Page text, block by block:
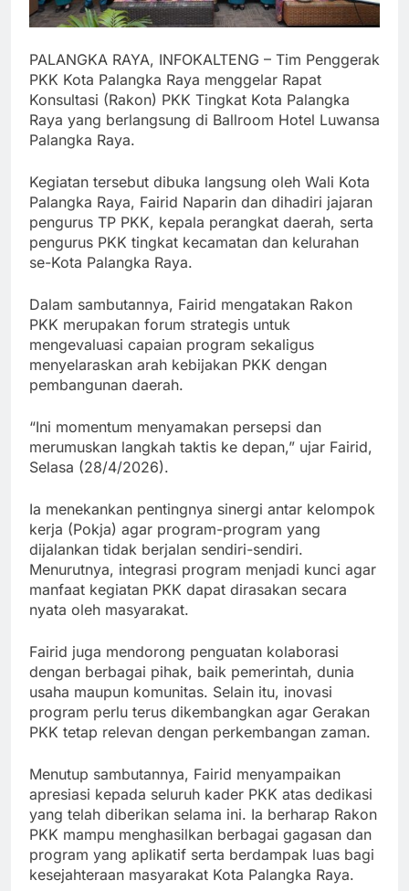
PALANGKA RAYA, INFOKALTENG – Tim Penggerak
PKK Kota Palangka Raya menggelar Rapat
Konsultasi (Rakon) PKK Tingkat Kota Palangka
Raya yang berlangsung di Ballroom Hotel Luwansa
Palangka Raya.
Kegiatan tersebut dibuka langsung oleh Wali Kota
Palangka Raya, Fairid Naparin dan dihadiri jajaran
pengurus TP PKK, kepala perangkat daerah, serta
pengurus PKK tingkat kecamatan dan kelurahan
se-Kota Palangka Raya.
Dalam sambutannya, Fairid mengatakan Rakon
PKK merupakan forum strategis untuk
mengevaluasi capaian program sekaligus
menyelaraskan arah kebijakan PKK dengan
pembangunan daerah.
“Ini momentum menyamakan persepsi dan
merumuskan langkah taktis ke depan,” ujar Fairid,
Selasa (28/4/2026).
Ia menekankan pentingnya sinergi antar kelompok
kerja (Pokja) agar program-program yang
dijalankan tidak berjalan sendiri-sendiri.
Menurutnya, integrasi program menjadi kunci agar
manfaat kegiatan PKK dapat dirasakan secara
nyata oleh masyarakat.
Fairid juga mendorong penguatan kolaborasi
dengan berbagai pihak, baik pemerintah, dunia
usaha maupun komunitas. Selain itu, inovasi
program perlu terus dikembangkan agar Gerakan
PKK tetap relevan dengan perkembangan zaman.
Menutup sambutannya, Fairid menyampaikan
apresiasi kepada seluruh kader PKK atas dedikasi
yang telah diberikan selama ini. Ia berharap Rakon
PKK mampu menghasilkan berbagai gagasan dan
program yang aplikatif serta berdampak luas bagi
kesejahteraan masyarakat Kota Palangka Raya.